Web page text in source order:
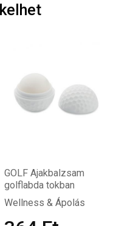
GOLF Ajakbalzsam
golflabda tokban
Wellness & Ápolás